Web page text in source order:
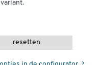
resetten